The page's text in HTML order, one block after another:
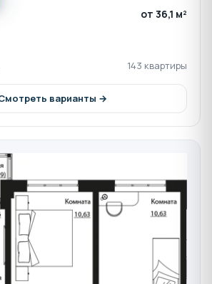
от 36,1 м²
143 квартиры
варианты →